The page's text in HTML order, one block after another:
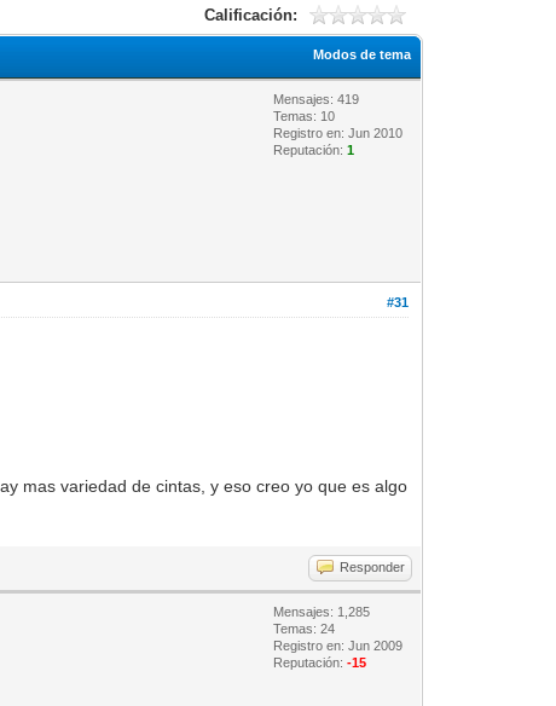
Calificación:
Modos de tema
Mensajes: 419
Temas: 10
Registro en: Jun 2010
Reputación:1
#31
mas variedad de cintas, y eso creo yo que es algo
Responder
Mensajes: 1,285
Temas: 24
Registro en: Jun 2009
Reputación:-15